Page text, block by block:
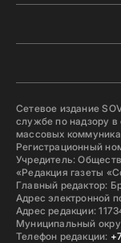
Сетевое издание
службе по надзору в
массовых
Регистрационный
Учредитель:
«Редакция газеты
Главный редактор:
Адрес электронной
Адрес редакции:
Муниципальный
Телефон редакции: